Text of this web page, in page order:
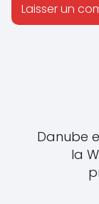
Danube
la